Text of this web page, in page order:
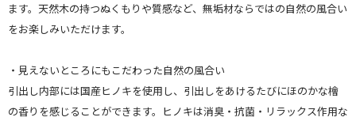
ます。天然木の持つぬくもりや質感など、無垢材ならではの自然の風合い
をお楽しみいただけます。
・見えないところにもこだわった自然の風合い
引出し内部には国産ヒノキを使用し、引出しをあけるたびにほのかな檜
の香りを感じることができます。ヒノキは消臭・抗菌・リラックス作用な